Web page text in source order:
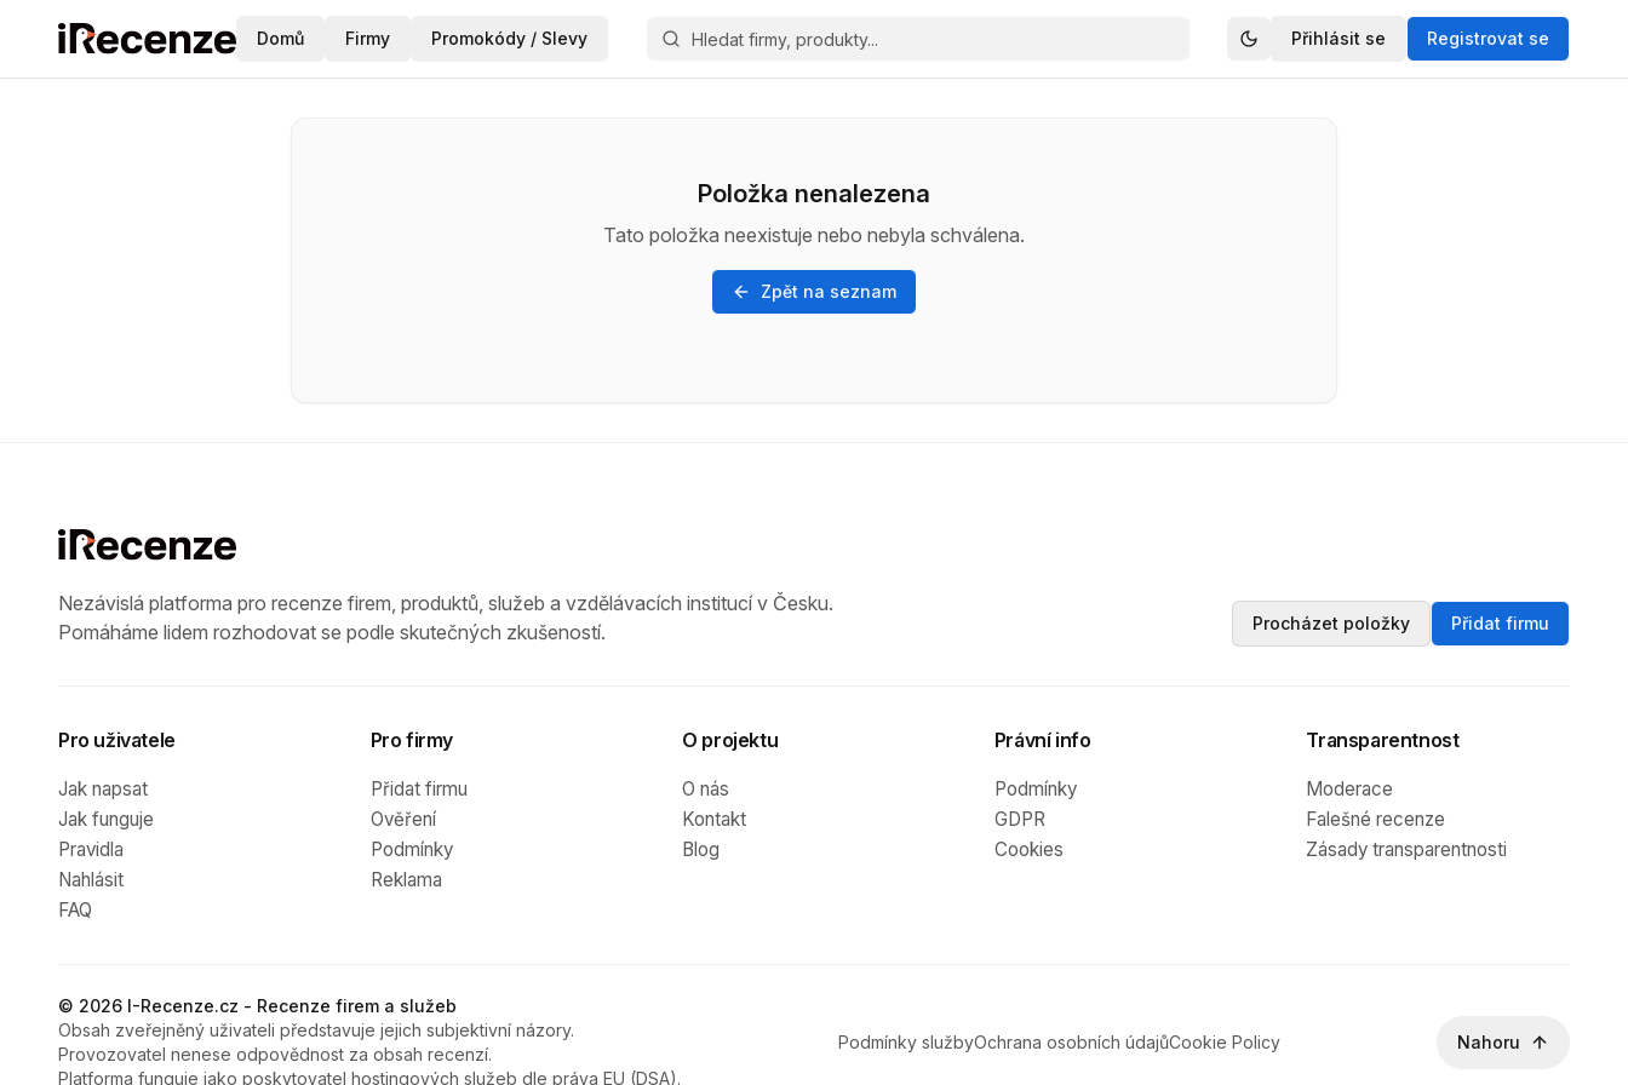
Domů Firmy Promokódy / Slevy Přihlásit se Registrovat se
Položka nenalezena
Tato položka neexistuje nebo nebyla schválena.
Zpět na seznam
Nezávislá platforma pro recenze firem, produktů, služeb a vzdělávacích institucí v Česku.
Pomáháme lidem rozhodovat se podle skutečných zkušeností.
Procházet položky Přidat firmu
Pro uživatele
Jak napsat
Jak funguje
Pravidla
Nahlásit
FAQ
Pro firmy
Přidat firmu
Ověření
Podmínky
Reklama
O projektu
O nás
Kontakt
Blog
Právní info
Podmínky
GDPR
Cookies
Transparentnost
Moderace
Falešné recenze
Zásady transparentnosti
© 2026 I-Recenze.cz - Recenze firem a služeb
Obsah zveřejněný uživateli představuje jejich subjektivní názory.
Provozovatel nenese odpovědnost za obsah recenzí.
Platforma funguje jako poskytovatel hostingových služeb dle práva EU (DSA).
Podmínky službyOchrana osobních údajůCookie Policy Nahoru